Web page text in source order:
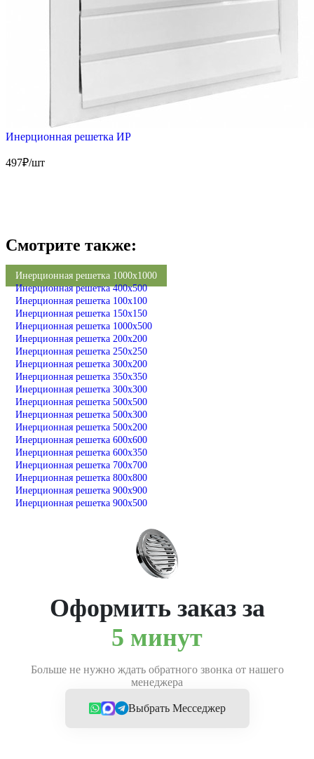
Инерционная решетка ИР
497₽/шт
Смотрите также:
Инерционная решетка 1000х1000
Инерционная решетка 400х500
Инерционная решетка 100х100
Инерционная решетка 150х150
Инерционная решетка 1000х500
Инерционная решетка 200х200
Инерционная решетка 250х250
Инерционная решетка 300х200
Инерционная решетка 350х350
Инерционная решетка 300х300
Инерционная решетка 500х500
Инерционная решетка 500х300
Инерционная решетка 500х200
Инерционная решетка 600х600
Инерционная решетка 600х350
Инерционная решетка 700х700
Инерционная решетка 800х800
Инерционная решетка 900х900
Инерционная решетка 900х500
Оформить заказ за
5 минут
Больше не нужно ждать обратного звонка от нашего
менеджера
Выбрать Месседжер